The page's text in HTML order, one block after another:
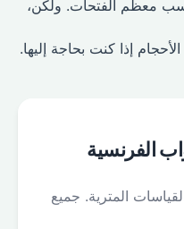
معظم الفتحات. ولكن،
إذا كنت بحاجة إليها.
الفرنسية
المترية. جميع